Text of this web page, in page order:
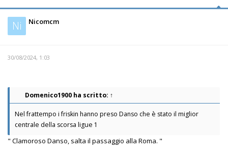
Ni Nicomcm
30/08/2024, 1:03
Domenico1900 ha scritto: ↑
Nel frattempo i friskin hanno preso Danso che è stato il miglior
centrale della scorsa ligue 1
" Clamoroso Danso, salta il passaggio alla Roma. "